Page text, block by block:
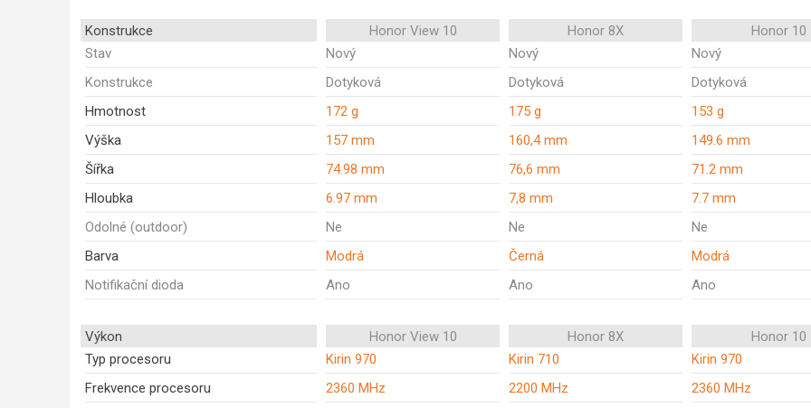
Konstrukce Honor View 10 Honor 8X
Honor 10
Stav
Nový Nový
Nový
Konstrukce
Dotyková Dotyková
Dotyková
Hmotnost
172 g 175 g
153 g
Výška
157 mm 160,4 mm
149.6 mm
Šířka
74.98 mm 76,6 mm
71.2 mm
Hloubka
6.97 mm 7,8 mm
7.7 mm
Odolné (outdoor)
Ne Ne
Ne
Barva
Modrá Černá
Modrá
Notifikační dioda
Ano Ano Ano
Výkon Honor View 10 Honor 8X
Honor 10
Typ procesoru
Kirin 970 Kirin 710
Kirin 970
Frekvence procesoru
2360 MHz 2200 MHz
2360 MHz